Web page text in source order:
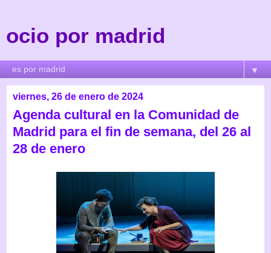
ocio por madrid
▼
viernes, 26 de enero de 2024
Agenda cultural en la Comunidad de
Madrid para el fin de semana, del 26 al
28 de enero